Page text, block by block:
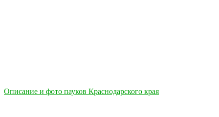
Описание и фото пауков Краснодарского края